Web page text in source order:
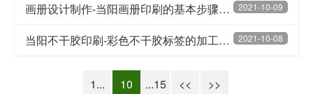
2021-10-09
画册设计制作-当阳画册印刷的基本步骤是什么
2021-10-08
当阳不干胶印刷-彩色不干胶标签的加工工艺
1... 10 ...15 << >>